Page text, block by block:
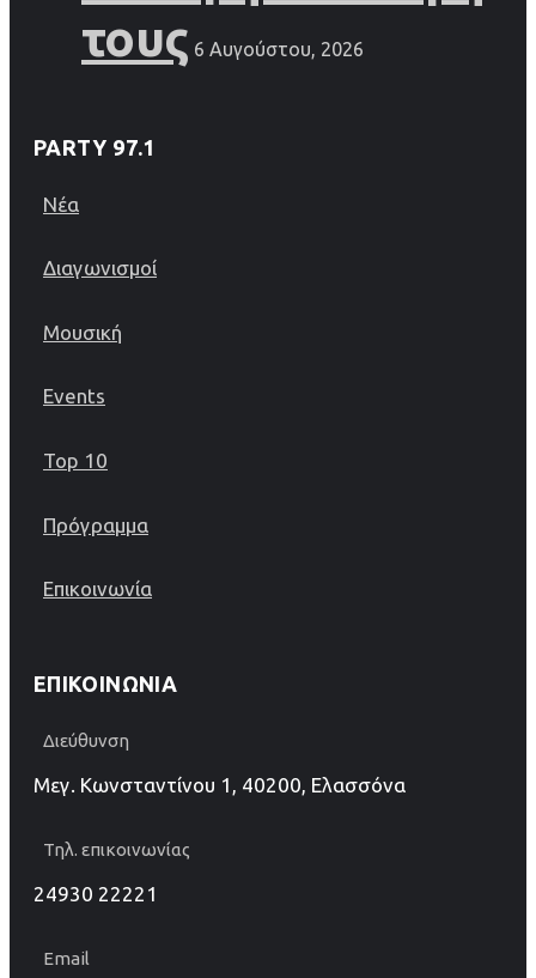
τους 6 Αυγούστου, 2026
PARTY 97.1
Νέα
Διαγωνισμοί
Μουσική
Events
Top 10
Πρόγραμμα
Επικοινωνία
ΕΠΙΚΟΙΝΩΝΊΑ
Διεύθυνση
Μεγ. Κωνσταντίνου 1, 40200, Ελασσόνα
Τηλ. επικοινωνίας
24930 22221
Email